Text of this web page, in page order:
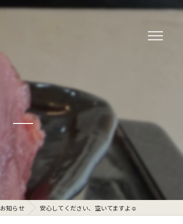
お知らせ 安心してください、空いてますよ☺️